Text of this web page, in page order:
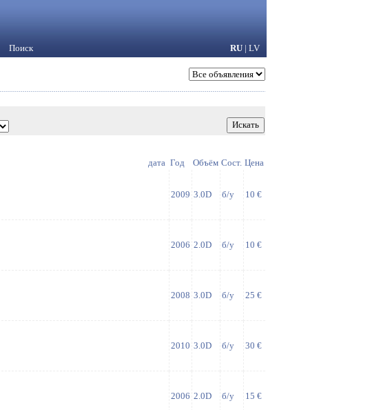
Поиск RU | LV
дата Год Объём Сост. Цена
2009 3.0D б/у 10 €
2006 2.0D б/у 10 €
2008 3.0D б/у 25 €
2010 3.0D б/у 30 €
2006 2.0D б/у 15 €